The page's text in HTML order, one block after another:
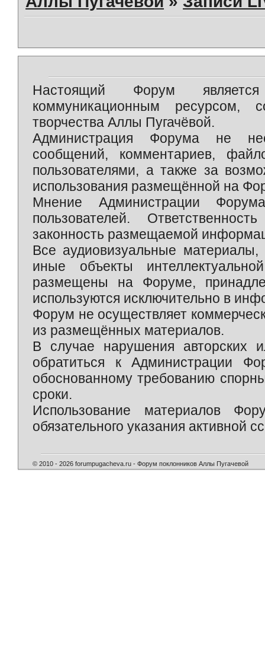
Настоящий Форум является
коммуникационным ресурсом,
творчества Аллы Пугачёвой.
Администрация Форума не
сообщений, комментариев,
пользователями, а также за
использования размещённой на
Мнение Администрации
пользователей.
законность размещаемой
Все аудиовизуальные
иные объекты
размещены на Форуме,
используются исключительно в
Форум не осуществляет
из размещённых материалов.
В случае нарушения авторских
обратиться к Администрации
обоснованному требованию
сроки.
Использование материалов
обязательного указания активной
© 2010 - 2026 forumpugacheva.ru - Форум поклонников Аллы Пугачевой